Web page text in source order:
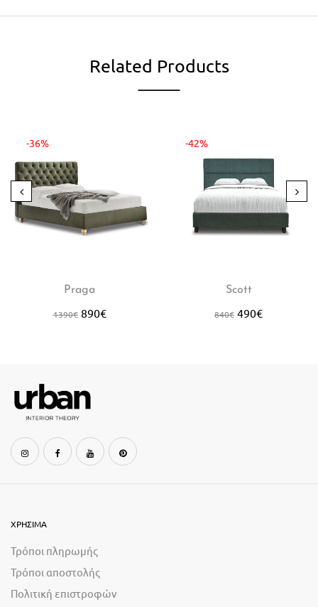
Related Products
-36%
Praga
1390€ 890€
-42%
Scott
840€ 490€
ΧΡΗΣΙΜΑ
Τρόποι πληρωμής
Τρόποι αποστολής
Πολιτική επιστροφών